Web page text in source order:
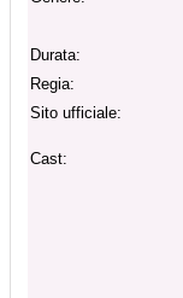
Durata:
Regia:
Sito ufficiale:
Cast: